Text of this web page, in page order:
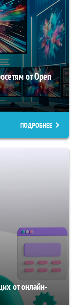
от Open
ПОДРОБНЕЕ
от онлайн-